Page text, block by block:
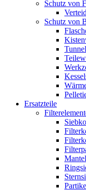
Schutz von
Schutz von
Ersatzteile